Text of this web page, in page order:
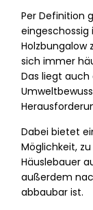
Per Definition
Holzbungalow
sich immer
Das liegt
Dabei bietet
Möglichkeit,
Häuslebauer
außerdem
abbaubar ist.